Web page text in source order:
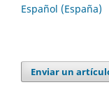
Español (España)
Enviar un